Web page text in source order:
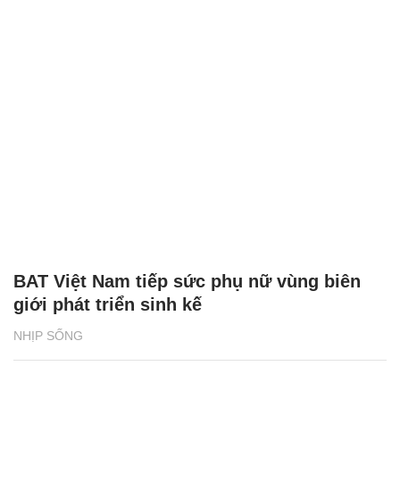
NHỊP SỐNG
BAT Việt Nam tiếp sức phụ nữ vùng biên
giới phát triển sinh kế